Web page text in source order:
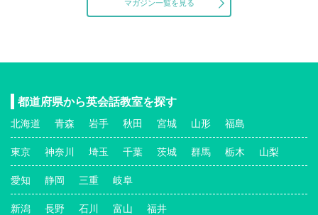
マガジン一覧を見る
都道府県から英会話教室を探す
北海道 青森 岩手 秋田 宮城 山形 福島
東京 神奈川 埼玉 千葉 茨城 群馬 栃木 山梨
愛知 静岡 三重 岐阜
新潟 長野 石川 富山 福井